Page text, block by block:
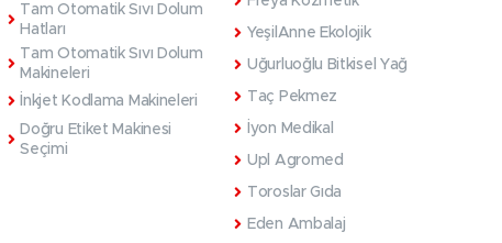
Tam Otomatik Sıvı Dolum
Hatları
Tam Otomatik Sıvı Dolum
Makineleri
İnkjet Kodlama Makineleri
Doğru Etiket Makinesi
Seçimi
YeşilAnne Ekolojik
Uğurluoğlu Bitkisel Yağ
Taç Pekmez
İyon Medikal
Upl Agromed
Toroslar Gıda
Eden Ambalaj